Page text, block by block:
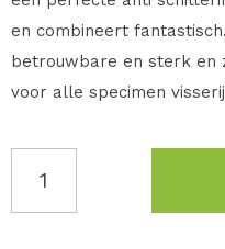
en combineert
betrouwbare en sterk en
voor alle specimen